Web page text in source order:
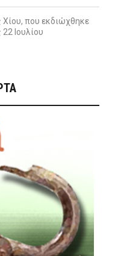
που εκδιώχθηκε
Ιουλίου